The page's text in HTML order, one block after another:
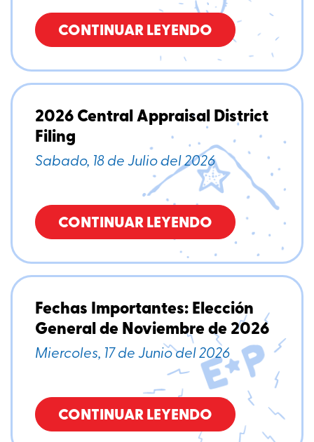
CONTINUAR LEYENDO
2026 Central Appraisal District
Filing
Sabado, 18 de Julio del 2026
CONTINUAR LEYENDO
Fechas Importantes: Elección
General de Noviembre de 2026
Miercoles, 17 de Junio del 2026
CONTINUAR LEYENDO